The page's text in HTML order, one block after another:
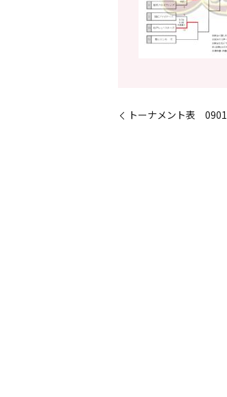
トーナメント表 0901